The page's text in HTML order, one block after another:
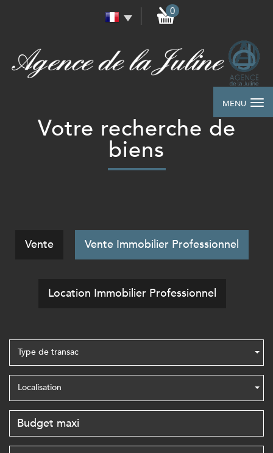
0
MENU
Votre recherche de
biens
Vente Vente Immobilier Professionnel
Location Immobilier Professionnel
Type de transac
Localisation